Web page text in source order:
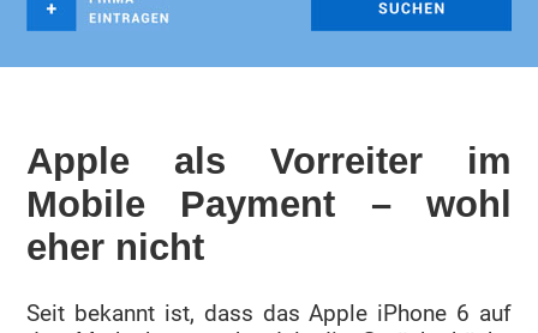
Apple als Vorreiter im
Mobile Payment – wohl
eher nicht
Seit bekannt ist, dass das Apple iPhone 6 auf